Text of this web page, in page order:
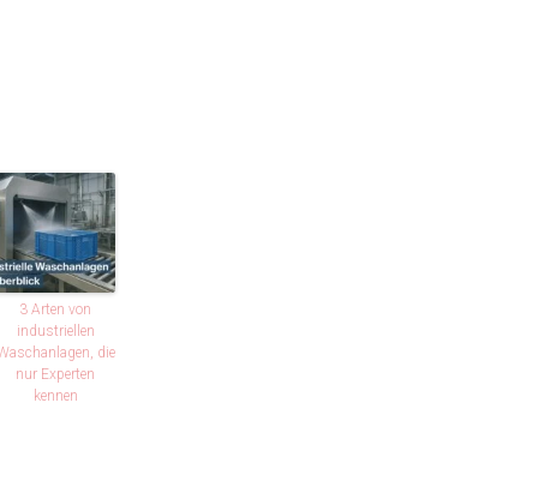
3 Arten von
industriellen
die
nur Experten
kennen